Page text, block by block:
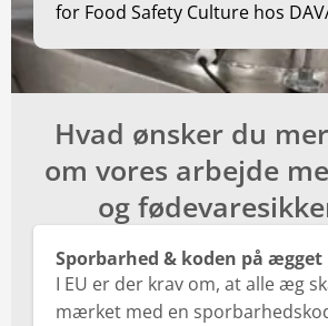
for Food Safety Culture hos
Hvad ønsker du
om vores arbejde
og
Sporbarhed & koden på ægget
I EU er der krav om, at alle æg
mærket med en